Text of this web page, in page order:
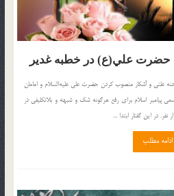
حضرت علي(ع) در خطبه غدير
شماره 6328 اشاره: غدير صحنه علنى و آشکار منصوب کردن حضرت على عليه‌السلام و امامان
پيامبر اسلام براى رفع هرگونه شک و شبهه و بلاتکليفى در
در اين گفتار ابتدا ...
ادامه مطلب